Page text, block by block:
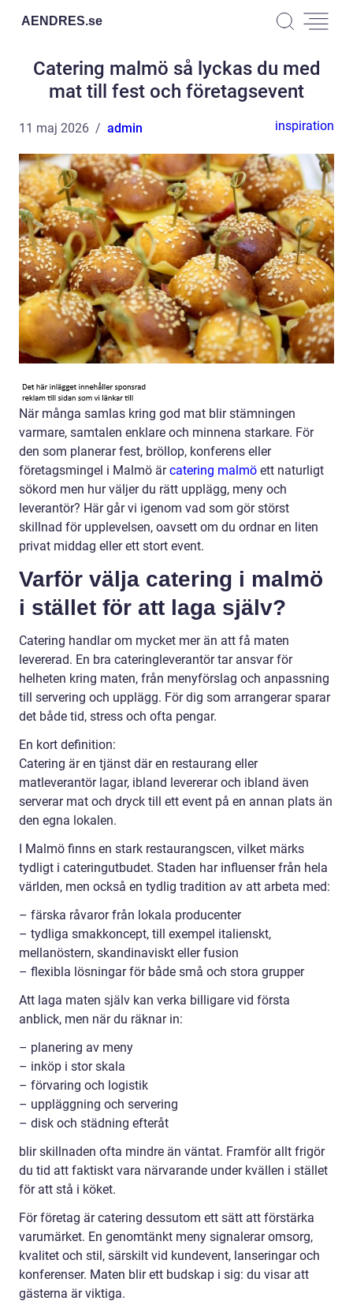
AENDRES.se
Catering malmö så lyckas du med
mat till fest och företagsevent
11 maj 2026 admin inspiration
När många samlas kring god mat blir stämningen
varmare, samtalen enklare och minnena starkare. För
den som planerar fest, bröllop, konferens eller
företagsmingel i Malmö ärcatering malmö ett naturligt
sökord men hur väljer du rätt upplägg, meny och
leverantör? Här går vi igenom vad som gör störst
skillnad för upplevelsen, oavsett om du ordnar en liten
privat middag eller ett stort event.
Varför välja catering i malmö
i stället för att laga själv?
Catering handlar om mycket mer än att få maten
levererad. En bra cateringleverantör tar ansvar för
helheten kring maten, från menyförslag och anpassning
till servering och upplägg. För dig som arrangerar sparar
det både tid, stress och ofta pengar.
En kort definition:
Catering är en tjänst där en restaurang eller
matleverantör lagar, ibland levererar och ibland även
serverar mat och dryck till ett event på en annan plats än
den egna lokalen.
I Malmö finns en stark restaurangscen, vilket märks
tydligt i cateringutbudet. Staden har influenser från hela
världen, men också en tydlig tradition av att arbeta med:
– färska råvaror från lokala producenter
– tydliga smakkoncept, till exempel italienskt,
mellanöstern, skandinaviskt eller fusion
– flexibla lösningar för både små och stora grupper
Att laga maten själv kan verka billigare vid första
anblick, men när du räknar in:
– planering av meny
– inköp i stor skala
– förvaring och logistik
– uppläggning och servering
– disk och städning efteråt
blir skillnaden ofta mindre än väntat. Framför allt frigör
du tid att faktiskt vara närvarande under kvällen i stället
för att stå i köket.
För företag är catering dessutom ett sätt att förstärka
varumärket. En genomtänkt meny signalerar omsorg,
kvalitet och stil, särskilt vid kundevent, lanseringar och
konferenser. Maten blir ett budskap i sig: du visar att
gästerna är viktiga.